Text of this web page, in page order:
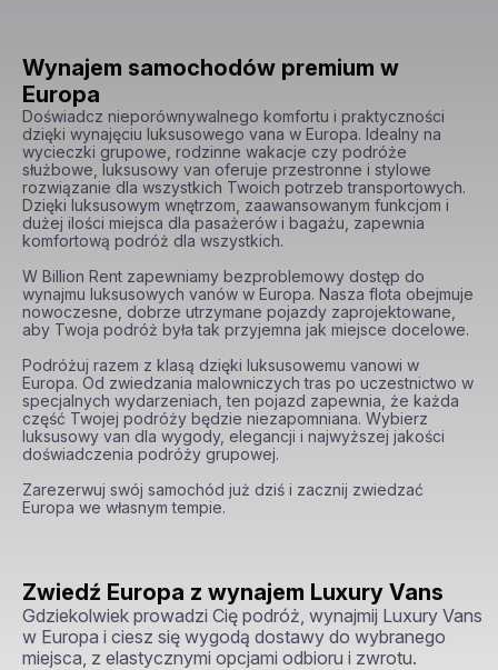
Wynajem samochodów premium w
Europa
Doświadcz nieporównywalnego komfortu i praktyczności
dzięki wynajęciu luksusowego vana w Europa. Idealny na
wycieczki grupowe, rodzinne wakacje czy podróże
służbowe, luksusowy van oferuje przestronne i stylowe
rozwiązanie dla wszystkich Twoich potrzeb transportowych.
Dzięki luksusowym wnętrzom, zaawansowanym funkcjom i
dużej ilości miejsca dla pasażerów i bagażu, zapewnia
komfortową podróż dla wszystkich.
W Billion Rent zapewniamy bezproblemowy dostęp do
wynajmu luksusowych vanów w Europa. Nasza flota obejmuje
nowoczesne, dobrze utrzymane pojazdy zaprojektowane,
aby Twoja podróż była tak przyjemna jak miejsce docelowe.
Podróżuj razem z klasą dzięki luksusowemu vanowi w
Europa. Od zwiedzania malowniczych tras po uczestnictwo w
specjalnych wydarzeniach, ten pojazd zapewnia, że każda
część Twojej podróży będzie niezapomniana. Wybierz
luksusowy van dla wygody, elegancji i najwyższej jakości
doświadczenia podróży grupowej.
Zarezerwuj swój samochód już dziś i zacznij zwiedzać
Europa we własnym tempie.
Zwiedź Europa z wynajem Luxury Vans
Gdziekolwiek prowadzi Cię podróż, wynajmij Luxury Vans
w Europa i ciesz się wygodą dostawy do wybranego
miejsca, z elastycznymi opcjami odbioru i zwrotu.